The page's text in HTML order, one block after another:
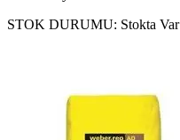
STOK DURUMU: Stokta Var